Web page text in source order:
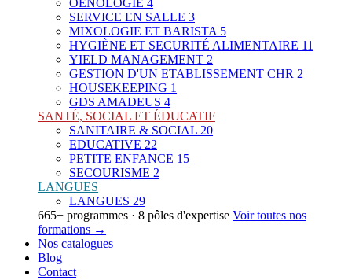
OENOLOGIE 4
SERVICE EN SALLE 3
MIXOLOGIE ET BARISTA 5
HYGIÈNE ET SECURITÉ ALIMENTAIRE 11
YIELD MANAGEMENT 2
GESTION D'UN ETABLISSEMENT CHR 2
HOUSEKEEPING 1
GDS AMADEUS 4
SANTÉ, SOCIAL ET ÉDUCATIF
SANITAIRE & SOCIAL 20
EDUCATIVE 22
PETITE ENFANCE 15
SECOURISME 2
LANGUES
LANGUES 29
665+ programmes · 8 pôles d'expertise Voir toutes nos
formations →
Nos catalogues
Blog
Contact